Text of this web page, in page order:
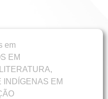
em
EM
INDÍGENAS EM